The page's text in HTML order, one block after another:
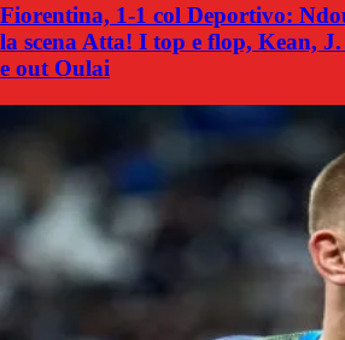
Fiorentina, 1-1 col Deportivo:
la scena Atta! I top e flop, Kean,
e out Oulai